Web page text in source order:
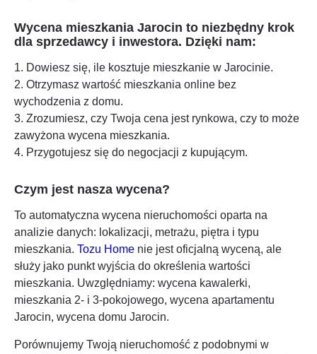
Wycena mieszkania Jarocin to niezbędny krok
dla sprzedawcy i inwestora. Dzięki nam:
1. Dowiesz się, ile kosztuje mieszkanie w Jarocinie.
2. Otrzymasz wartość mieszkania online bez
wychodzenia z domu.
3. Zrozumiesz, czy Twoja cena jest rynkowa, czy to może
zawyżona wycena mieszkania.
4. Przygotujesz się do negocjacji z kupującym.
Czym jest nasza wycena?
To automatyczna wycena nieruchomości oparta na
analizie danych: lokalizacji, metrażu, piętra i typu
mieszkania. Tozu Home nie jest oficjalną wyceną, ale
służy jako punkt wyjścia do określenia wartości
mieszkania. Uwzględniamy: wycena kawalerki,
mieszkania 2- i 3-pokojowego, wycena apartamentu
Jarocin, wycena domu Jarocin.
Porównujemy Twoją nieruchomość z podobnymi w